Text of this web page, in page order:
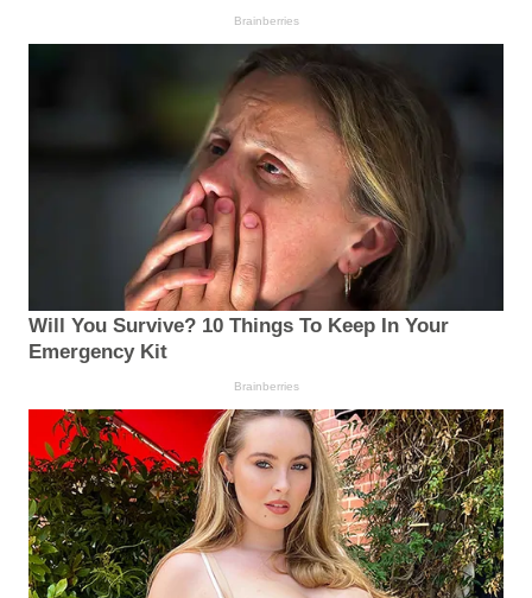
Brainberries
Will You Survive? 10 Things To Keep In Your
Emergency Kit
Brainberries